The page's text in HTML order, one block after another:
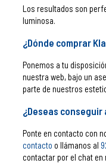
Los resultados son
luminosa.
¿Dónde comprar
Ponemos a tu
nuestra web, bajo un
parte de nuestros
¿Deseas
Ponte en contacto con
contacto o llámanos al
contactar por el chat